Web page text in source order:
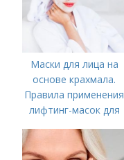
Маски для лица на
основе крахмала.
Правила применения
лифтинг-масок для